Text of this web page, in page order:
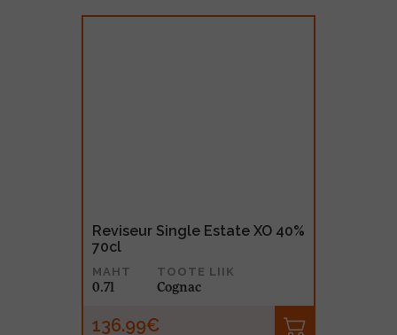
Reviseur Single Estate XO 40%
70cl
MAHT
0.7l
TOOTE LIIK
Cognac
136.99€